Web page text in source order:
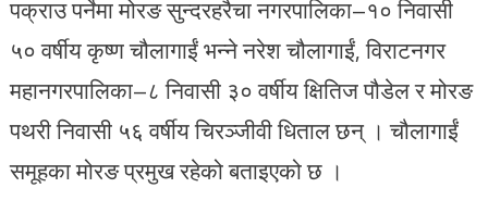
पक्राउ पर्नेमा मोरङ सुन्दरहरैचा नगरपालिका–१० निवासी
५० वर्षीय कृष्ण चौलागाईं भन्ने नरेश चौलागाईं, विराटनगर
महानगरपालिका–८ निवासी ३० वर्षीय क्षितिज पौडेल र मोरङ
पथरी निवासी ५६ वर्षीय चिरञ्जीवी धिताल छन् । चौलागाईं
समूहका मोरङ प्रमुख रहेको बताइएको छ ।